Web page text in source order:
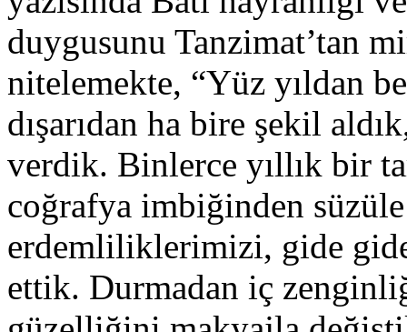
duygusunu Tanzimat’tan
nitelemekte, “Yüz yıldan
dışarıdan ha bire şekil
verdik. Binlerce yıllık bir
coğrafya imbiğinden
erdemliliklerimizi, gide
ettik. Durmadan iç